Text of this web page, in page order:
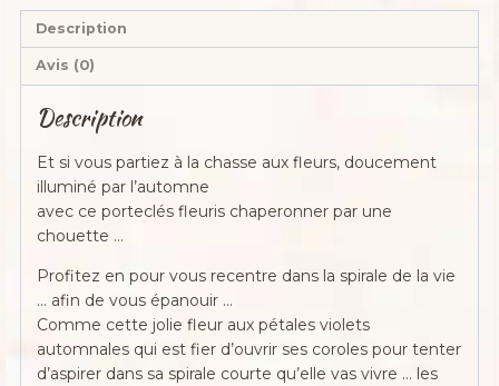
le
violet,
fleur
mandala
crochetée
main
acrylique
Boutons
Description
Avis (0)
Description
Et si vous partiez à la chasse aux fleurs, doucement
illuminé par l’automne
avec ce porteclés fleuris chaperonner par une
chouette …
Profitez en pour vous recentre dans la spirale de la vie
… afin de vous épanouir …
Comme cette jolie fleur aux pétales violets
automnales qui est fier d’ouvrir ses coroles pour tenter
d’aspirer dans sa spirale courte qu’elle vas vivre … les